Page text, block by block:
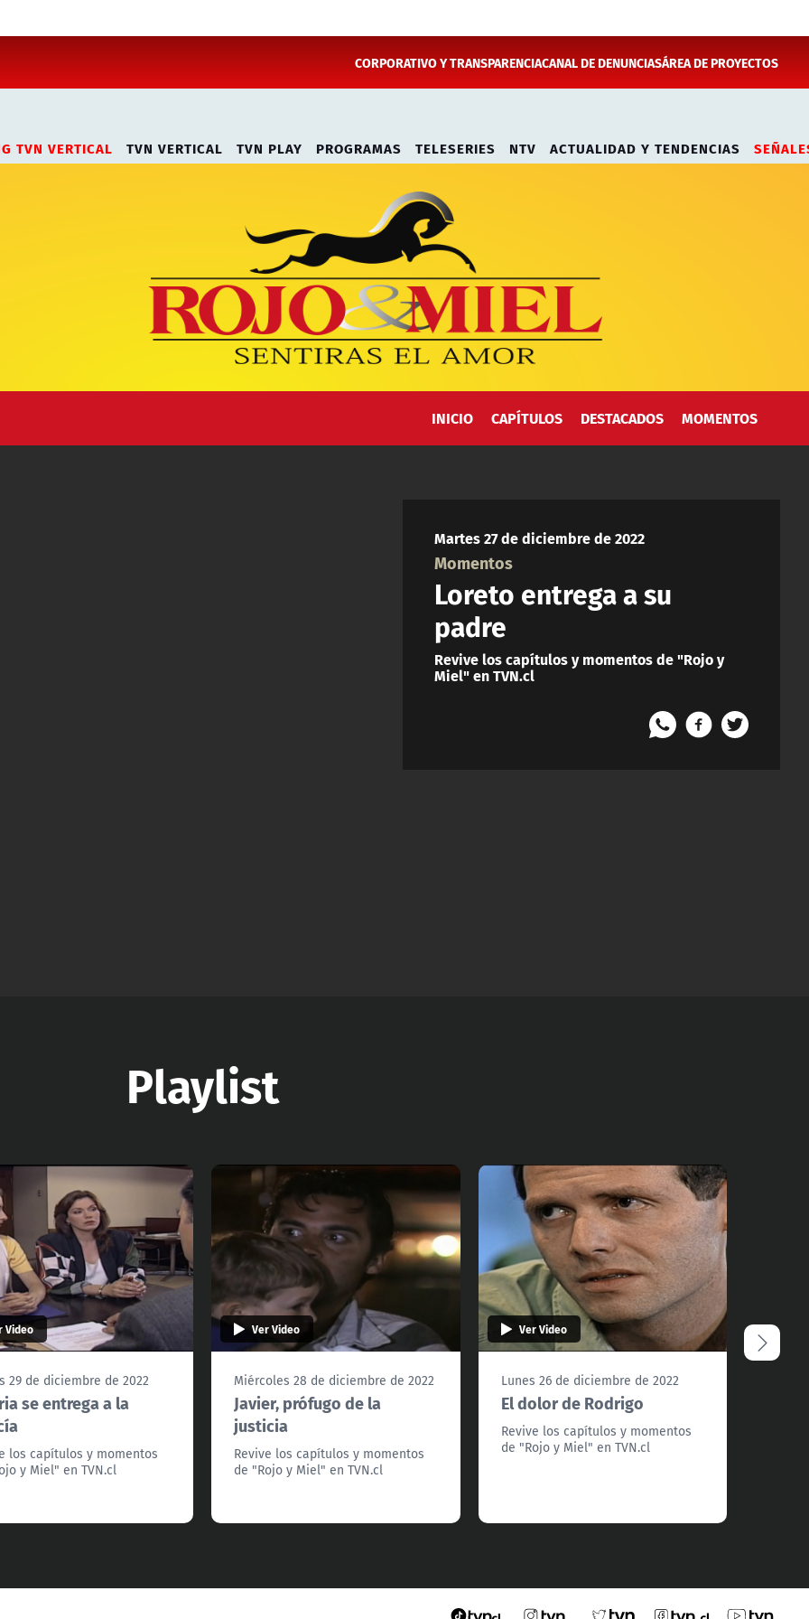
CORPORATIVO Y TRANSPARENCIACANAL DE DENUNCIASÁREA DE PROYECTOS
TVN VERTICAL TVN VERTICAL TVN PLAY PROGRAMAS TELESERIES NTV ACTUALIDAD Y TENDENCIAS
INICIO CAPÍTULOS DESTACADOS MOMENTOS
Martes 27 de diciembre de 2022
Momentos
Loreto entrega a su
padre
Revive los capítulos y momentos de "Rojo y
Miel" en TVN.cl
Playlist
Video
29 de diciembre de 2022
se entrega a la
los capítulos y momentos
y Miel" en TVN.cl
Ver Video
Miércoles 28 de diciembre de 2022
Javier, prófugo de la
justicia
Revive los capítulos y momentos
de "Rojo y Miel" en TVN.cl
Ver Video
Lunes 26 de diciembre de 2022
El dolor de Rodrigo
Revive los capítulos y momentos
de "Rojo y Miel" en TVN.cl